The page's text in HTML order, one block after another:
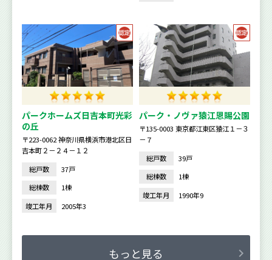
パークホームズ日吉本町光彩
の丘
〒223-0062 神奈川県横浜市港北区日
吉本町２－２４－１２
総戸数
37戸
総棟数
1棟
竣工年月
2005年3
パーク・ノヴァ猿江恩賜公園
〒135-0003 東京都江東区猿江１－３
－７
総戸数
39戸
総棟数
1棟
竣工年月
1990年9
もっと見る